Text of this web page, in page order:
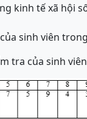
kinh tế xã hội
sinh viên
tra của sinh